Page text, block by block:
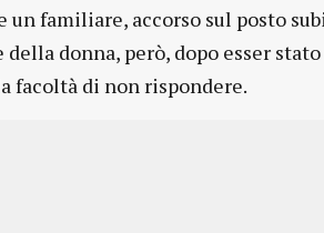
un familiare, accorso sul posto
della donna, però, dopo esser
facoltà di non rispondere.